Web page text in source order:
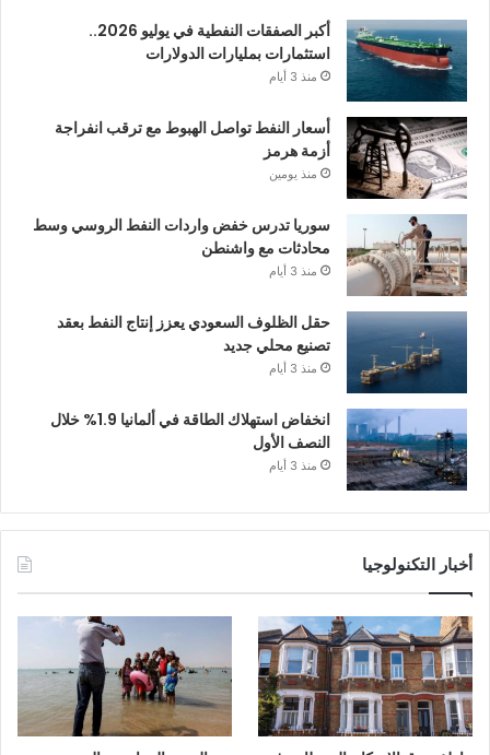
أكبر الصفقات النفطية في يوليو 2026..
استثمارات بمليارات الدولارات
منذ 3 أيام
أسعار النفط تواصل الهبوط مع ترقب انفراجة
أزمة هرمز
منذ يومين
سوريا تدرس خفض واردات النفط الروسي وسط
محادثات مع واشنطن
منذ 3 أيام
حقل الظلوف السعودي يعزز إنتاج النفط بعقد
تصنيع محلي جديد
منذ 3 أيام
انخفاض استهلاك الطاقة في ألمانيا 1.9% خلال
النصف الأول
منذ 3 أيام
أخبار التكنولوجيا